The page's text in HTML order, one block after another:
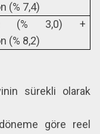
(% 7,4)
(% 3,0) +
(% 8,2)
sürekli olarak
göre reel